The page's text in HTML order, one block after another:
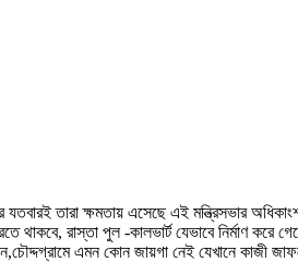
যতবারই তারা ক্ষমতায় এসেছে এই মন্ত্রিসভার
রাস্তা পুল -কালভার্ট যেভাবে নির্মাণ করে
এমন কোন জায়গা নেই যেখানে কাজী